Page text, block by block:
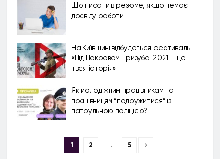
Що писати в резюме, якщо немає
досвіду роботи
На Київщині відбудеться фестиваль
«Під Покровом Тризуба-2021 – це
твоя історія»
Як молодіжним працівникам та
працівницям “подружитися” із
патрульною поліцією?
1 2 … 5